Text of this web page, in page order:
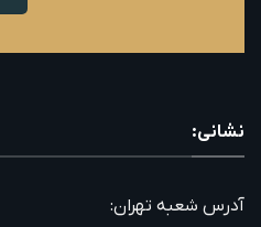
نشانی:
آدرس شعبه تهران: